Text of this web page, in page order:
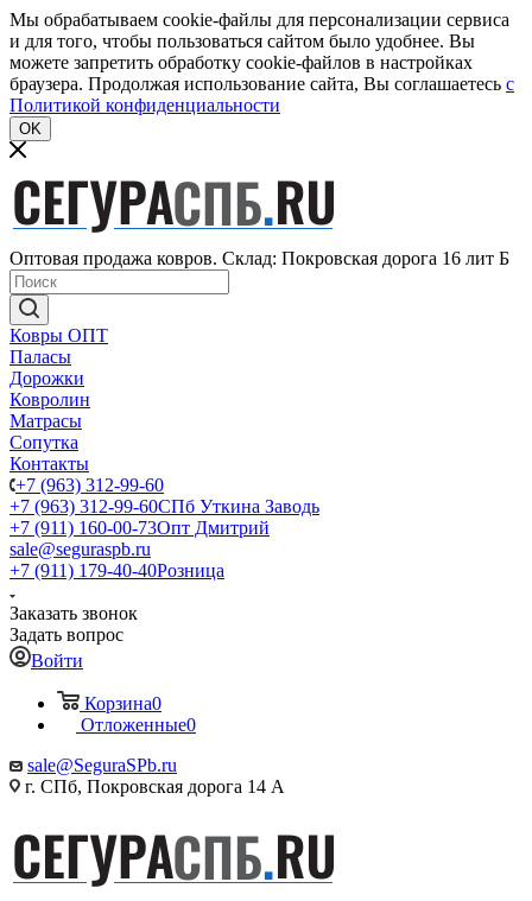
Мы обрабатываем cookie-файлы для персонализации сервиса
и для того, чтобы пользоваться сайтом было удобнее. Вы
можете запретить обработку cookie-файлов в настройках
браузера. Продолжая использование сайта, Вы соглашаетесь c
Политикой конфиденциальности
OK
Оптовая продажа ковров. Склад: Покровская дорога 16 лит Б
Ковры ОПТ
Паласы
Дорожки
Ковролин
Матрасы
Сопутка
Контакты
+7 (963) 312-99-60
+7 (963) 312-99-60СПб Уткина Заводь
+7 (911) 160-00-73Опт Дмитрий
sale@seguraspb.ru
+7 (911) 179-40-40Розница
Заказать звонок
Задать вопрос
Войти
Корзина0
Отложенные0
sale@SeguraSPb.ru
г. СПб, Покровская дорога 14 А